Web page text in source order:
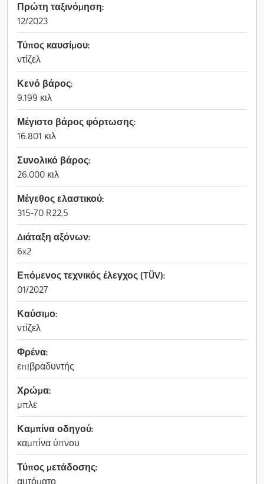
Πρώτη ταξινόμηση:
12/2023
Τύπος καυσίμου:
ντίζελ
Κενό βάρος:
9.199 κιλ
Μέγιστο βάρος φόρτωσης:
16.801 κιλ
Συνολικό βάρος:
26.000 κιλ
Μέγεθος ελαστικού:
315-70 R22,5
Διάταξη αξόνων:
6x2
Επόμενος τεχνικός έλεγχος (TÜV):
01/2027
Καύσιμο:
ντίζελ
Φρένα:
επιβραδυντής
Χρώμα:
μπλε
Καμπίνα οδηγού:
καμπίνα ύπνου
Τύπος μετάδοσης:
αυτόματο